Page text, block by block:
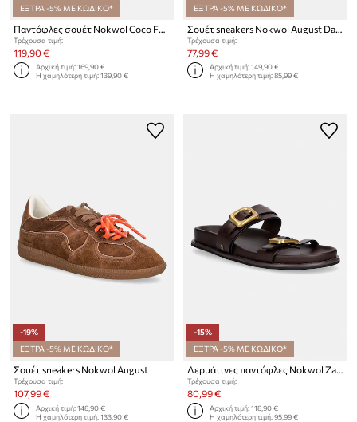
ΕΞΤΡΑ -5% ΜΕ ΚΩΔΙΚΟ*
Παντόφλες σουέτ Nokwol Coco Fur Tan Suede
Τρέχουσα τιμή:
119,90 €
Αρχική τιμή:169,90 €
Η χαμηλότερη τιμή:139,90 €
ΕΞΤΡΑ -5% ΜΕ ΚΩΔΙΚΟ*
Σουέτ sneakers Nokwol August Dark Rose
Τρέχουσα τιμή:
77,99 €
Αρχική τιμή:149,90 €
Η χαμηλότερη τιμή:85,99 €
-19%
ΕΞΤΡΑ -5% ΜΕ ΚΩΔΙΚΟ*
Σουέτ sneakers Nokwol August
Τρέχουσα τιμή:
107,99 €
Αρχική τιμή:148,90 €
Η χαμηλότερη τιμή:133,90 €
-15%
ΕΞΤΡΑ -5% ΜΕ ΚΩΔΙΚΟ*
Δερμάτινες παντόφλες Nokwol Zaz
Τρέχουσα τιμή:
80,99 €
Αρχική τιμή:118,90 €
Η χαμηλότερη τιμή:95,99 €